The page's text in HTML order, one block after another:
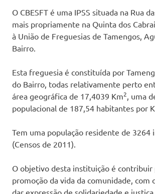
dá
resposta
social
à
comunidade
área
da
infância,
através
do
de
atividades
tempos
livres
(C.A.T.L.)
O CBESFT é uma IPSS situada na Rua
mais propriamente na Quinta dos
à União de Freguesias de Tamengos,
Bairro.
Esta freguesia é constituída por
do Bairro, todas relativamente perto
área geográfica de 17,4039 Km2
, uma
populacional de 187,54 habitantes por
Tem uma população residente de 3264
(Censos de 2011).
O objetivo desta instituição é contribuir
promoção da vida da comunidade, com
dar expressão de solidariedade e